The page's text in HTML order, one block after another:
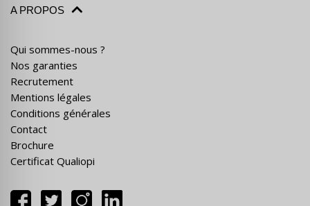
A PROPOS
Qui sommes-nous ?
Nos garanties
Recrutement
Mentions légales
Conditions générales
Contact
Brochure
Certificat Qualiopi